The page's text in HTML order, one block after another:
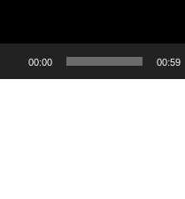
00:00 00:59